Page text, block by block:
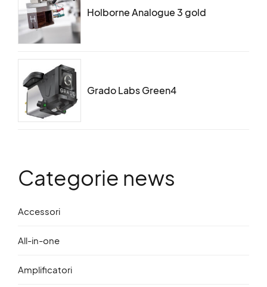
Holborne Analogue 3 gold
Grado Labs Green4
Categorie news
Accessori
All-in-one
Amplificatori